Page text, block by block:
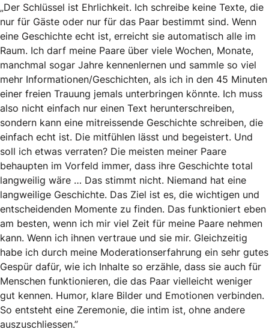
„Der Schlüssel ist Ehrlichkeit. Ich schreibe keine Texte, die
nur für Gäste oder nur für das Paar bestimmt sind. Wenn
eine Geschichte echt ist, erreicht sie automatisch alle im
Raum. Ich darf meine Paare über viele Wochen, Monate,
manchmal sogar Jahre kennenlernen und sammle so viel
mehr Informationen/Geschichten, als ich in den 45 Minuten
einer freien Trauung jemals unterbringen könnte. Ich muss
also nicht einfach nur einen Text herunter­schreiben,
sondern kann eine mitreissende Geschichte schreiben, die
einfach echt ist. Die mitfühlen lässt und begeistert. Und
soll ich etwas verraten? Die meisten meiner Paare
behaupten im Vorfeld immer, dass ihre Geschichte total
langweilig wäre … Das stimmt nicht. Niemand hat eine
langweilige Geschichte. Das Ziel ist es, die wichtigen und
entscheidenden Momente zu finden. Das funktioniert eben
am besten, wenn ich mir viel Zeit für meine Paare nehmen
kann. Wenn ich ihnen vertraue und sie mir. Gleichzeitig
habe ich durch meine Moderationserfahrung ein sehr gutes
Gespür dafür, wie ich Inhalte so erzähle, dass sie auch für
Menschen funktionieren, die das Paar vielleicht weniger
gut kennen. Humor, klare Bilder und Emotionen verbinden.
So entsteht eine Zeremonie, die intim ist, ohne andere
auszuschliessen.”